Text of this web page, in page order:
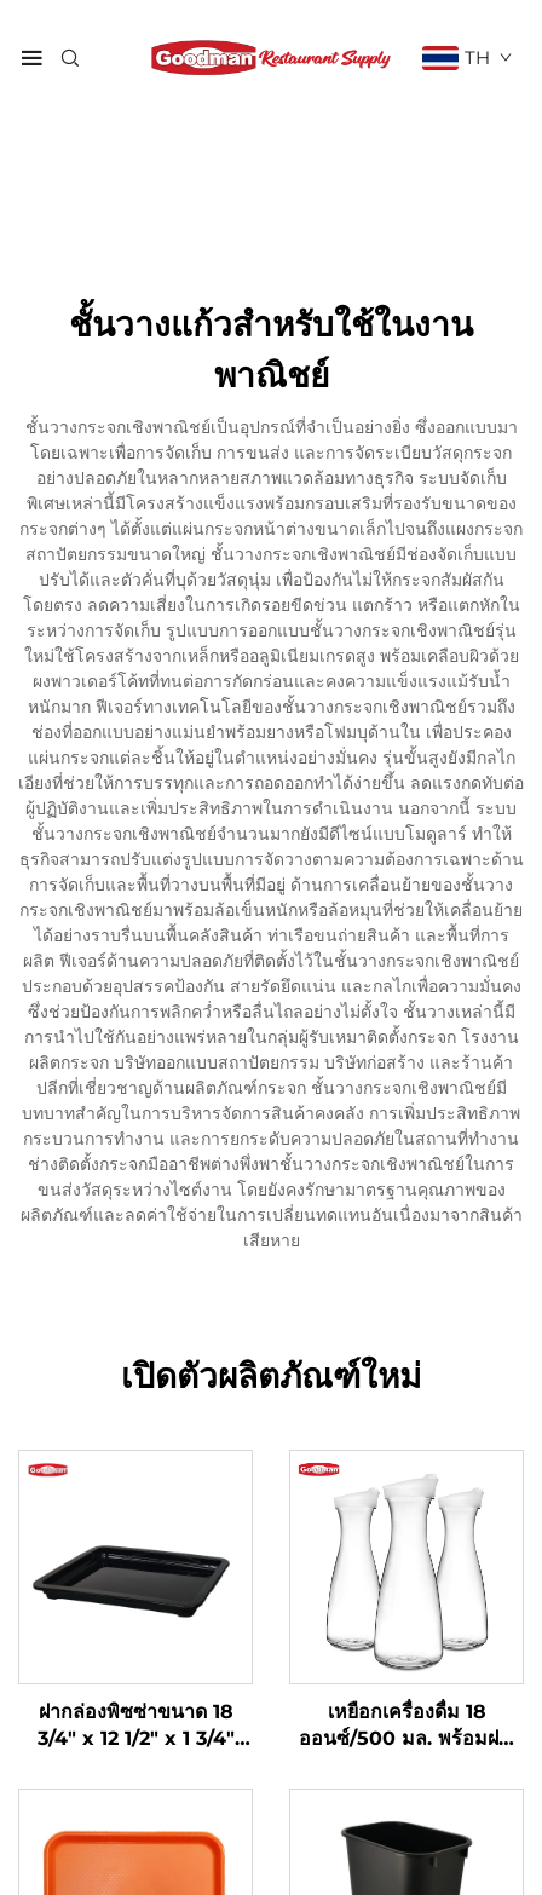
TH
ชั้นวางแก้วสำหรับใช้ในงาน
พาณิชย์
ชั้นวางกระจกเชิงพาณิชย์เป็นอุปกรณ์ที่จำเป็นอย่างยิ่ง ซึ่งออกแบบมา
โดยเฉพาะเพื่อการจัดเก็บ การขนส่ง และการจัดระเบียบวัสดุกระจก
อย่างปลอดภัยในหลากหลายสภาพแวดล้อมทางธุรกิจ ระบบจัดเก็บ
พิเศษเหล่านี้มีโครงสร้างแข็งแรงพร้อมกรอบเสริมที่รองรับขนาดของ
กระจกต่างๆ ได้ตั้งแต่แผ่นกระจกหน้าต่างขนาดเล็กไปจนถึงแผงกระจก
สถาปัตยกรรมขนาดใหญ่ ชั้นวางกระจกเชิงพาณิชย์มีช่องจัดเก็บแบบ
ปรับได้และตัวคั่นที่บุด้วยวัสดุนุ่ม เพื่อป้องกันไม่ให้กระจกสัมผัสกัน
โดยตรง ลดความเสี่ยงในการเกิดรอยขีดข่วน แตกร้าว หรือแตกหักใน
ระหว่างการจัดเก็บ รูปแบบการออกแบบชั้นวางกระจกเชิงพาณิชย์รุ่น
ใหม่ใช้โครงสร้างจากเหล็กหรืออลูมิเนียมเกรดสูง พร้อมเคลือบผิวด้วย
ผงพาวเดอร์โค้ทที่ทนต่อการกัดกร่อนและคงความแข็งแรงแม้รับน้ำ
หนักมาก ฟีเจอร์ทางเทคโนโลยีของชั้นวางกระจกเชิงพาณิชย์รวมถึง
ช่องที่ออกแบบอย่างแม่นยำพร้อมยางหรือโฟมบุด้านใน เพื่อประคอง
แผ่นกระจกแต่ละชิ้นให้อยู่ในตำแหน่งอย่างมั่นคง รุ่นขั้นสูงยังมีกลไก
เอียงที่ช่วยให้การบรรทุกและการถอดออกทำได้ง่ายขึ้น ลดแรงกดทับต่อ
ผู้ปฏิบัติงานและเพิ่มประสิทธิภาพในการดำเนินงาน นอกจากนี้ ระบบ
ชั้นวางกระจกเชิงพาณิชย์จำนวนมากยังมีดีไซน์แบบโมดูลาร์ ทำให้
ธุรกิจสามารถปรับแต่งรูปแบบการจัดวางตามความต้องการเฉพาะด้าน
การจัดเก็บและพื้นที่วางบนพื้นที่มีอยู่ ด้านการเคลื่อนย้ายของชั้นวาง
กระจกเชิงพาณิชย์มาพร้อมล้อเข็นหนักหรือล้อหมุนที่ช่วยให้เคลื่อนย้าย
ได้อย่างราบรื่นบนพื้นคลังสินค้า ท่าเรือขนถ่ายสินค้า และพื้นที่การ
ผลิต ฟีเจอร์ด้านความปลอดภัยที่ติดตั้งไว้ในชั้นวางกระจกเชิงพาณิชย์
ประกอบด้วยอุปสรรคป้องกัน สายรัดยึดแน่น และกลไกเพื่อความมั่นคง
ซึ่งช่วยป้องกันการพลิกคว่ำหรือลื่นไถลอย่างไม่ตั้งใจ ชั้นวางเหล่านี้มี
การนำไปใช้กันอย่างแพร่หลายในกลุ่มผู้รับเหมาติดตั้งกระจก โรงงาน
ผลิตกระจก บริษัทออกแบบสถาปัตยกรรม บริษัทก่อสร้าง และร้านค้า
ปลีกที่เชี่ยวชาญด้านผลิตภัณฑ์กระจก ชั้นวางกระจกเชิงพาณิชย์มี
บทบาทสำคัญในการบริหารจัดการสินค้าคงคลัง การเพิ่มประสิทธิภาพ
กระบวนการทำงาน และการยกระดับความปลอดภัยในสถานที่ทำงาน
ช่างติดตั้งกระจกมืออาชีพต่างพึ่งพาชั้นวางกระจกเชิงพาณิชย์ในการ
ขนส่งวัสดุระหว่างไซต์งาน โดยยังคงรักษามาตรฐานคุณภาพของ
ผลิตภัณฑ์และลดค่าใช้จ่ายในการเปลี่ยนทดแทนอันเนื่องมาจากสินค้า
เสียหาย
เปิดตัวผลิตภัณฑ์ใหม่
ฝากล่องพิซซ่าขนาด 18
3/4" x 12 1/2" x 1 3/4"
เหยือกเครื่องดื่ม 18
ออนซ์/500 มล. พร้อมฝา,